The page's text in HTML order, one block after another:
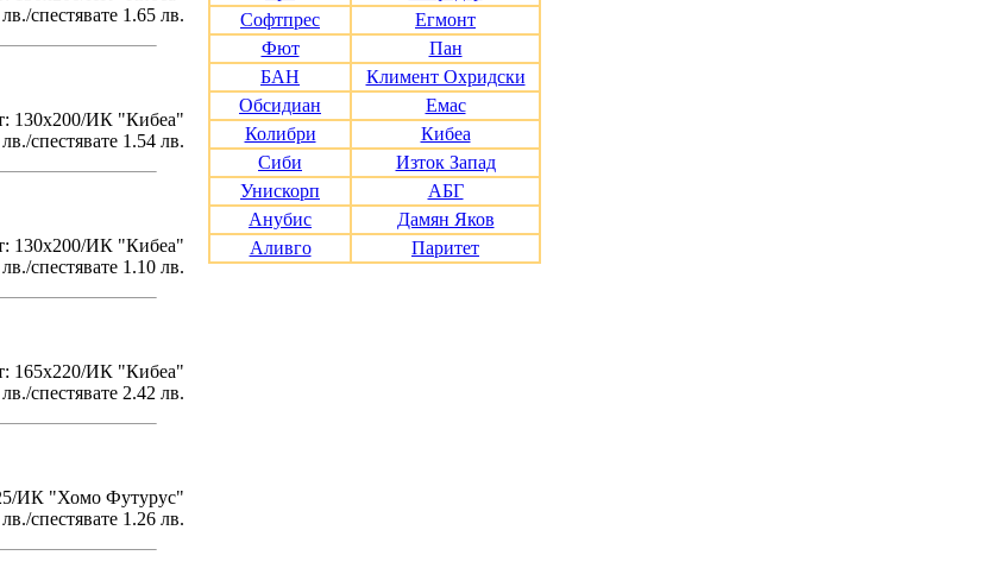
спестявате 1.65 лв.
130х200/ИК "Кибеа"
спестявате 1.54 лв.
130х200/ИК "Кибеа"
спестявате 1.10 лв.
165х220/ИК "Кибеа"
спестявате 2.42 лв.
ИК "Хомо Футурус"
спестявате 1.26 лв.
Софтпрес
Егмонт
Фют
Пан
БАН
Климент Охридски
Обсидиан
Емас
Колибри
Кибеа
Сиби
Изток Запад
Унискорп
АБГ
Анубис
Дамян Яков
Аливго
Паритет